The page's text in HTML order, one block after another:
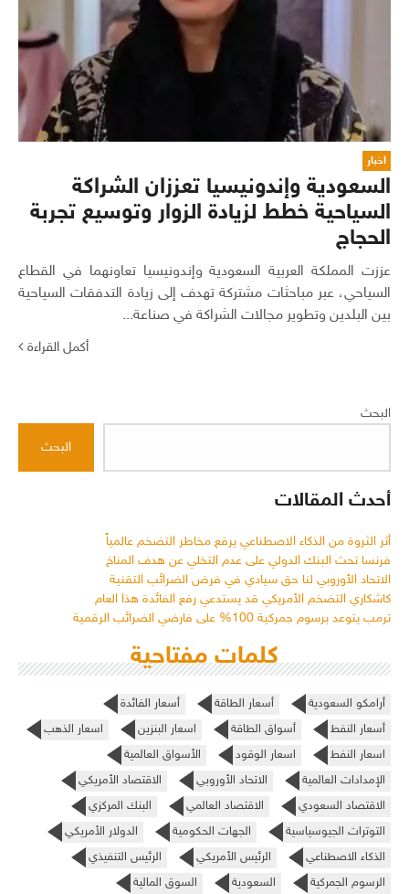
اخبار
السعودية وإندونيسيا تعززان الشراكة
السياحية خطط لزيادة الزوار وتوسيع تجربة
الحجاج
عززت المملكة العربية السعودية وإندونيسيا تعاونهما في القطاع
السياحي، عبر مباحثات مشتركة تهدف إلى زيادة التدفقات السياحية
بين البلدين وتطوير مجالات الشراكة في صناعة...
أكمل القراءة
البحث
البحث
أحدث المقالات
أثر الثروة من الذكاء الاصطناعي يرفع مخاطر التضخم عالمياً
فرنسا تحث البنك الدولي على عدم التخلي عن هدف المناخ
الاتحاد الأوروبي لنا حق سيادي في فرض الضرائب التقنية
كاشكاري التضخم الأمريكي قد يستدعي رفع الفائدة هذا العام
ترمب يتوعد برسوم جمركية 100% على فارضي الضرائب الرقمية
كلمات مفتاحية
أرامكو السعودية أسعار الطاقة
أسعار الفائدة
أسعار النفط
أسواق الطاقة اسعار البنزين
اسعار الذهب
اسعار النفط
اسعار الوقود
الأسواق العالمية
الإمدادات العالمية
الاتحاد الأوروبي
الاقتصاد الأمريكي
الاقتصاد السعودي
الاقتصاد العالمي
البنك المركزي
التوترات الجيوسياسية
الجهات الحكومية
الدولار الأمريكي
الذكاء الاصطناعي
الرئيس الأمريكي
الرئيس التنفيذي
الرسوم الجمركية
السعودية
السوق المالية